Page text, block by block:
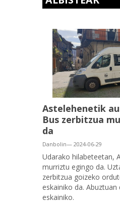
Astelehenetik
Bus zerbitzua
da
Danbolin— 2024-06-29
Udarako hilabeteetan,
murriztu egingo da.
zerbitzua goizeko
eskainiko da.
eskainiko.